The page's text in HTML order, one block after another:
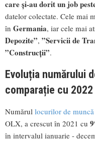
care și-au dorit un job
datelor colectate. Cele mai
în Germania, iar cele mai
Depozite”, ”Servicii de
”Construcții”.
Evoluția numărului
comparație cu 2022
Numărul locurilor de
OLX, a crescut în 2021 cu
în intervalul ianuarie -